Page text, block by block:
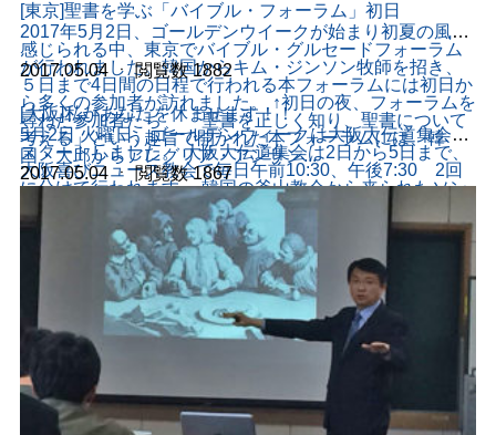
[東京]聖書を学ぶ「バイブル・フォーラム」初日
2017年5月2日、ゴールデンウイークが始まり初夏の風が
感じられる中、東京でバイブル・グルセードフォーラム
が行われました。韓国からキム・ジンソン牧師を招き、
５日まで4日間の日程で行われる本フォーラムには初日か
ら多くの参加者が訪れました。 ↑初日の夜、フォーラムを
尋ねた参加者たち 「聖書を正しく知り、聖書について
考える」という趣旨で開かれた本フォーラムには、韓
国・大邱からアレグリア・アンサン...
2017.05.04 ㆍ 閲覧数 1882
[大阪]私があなたを休ませます！！
5月2日 火曜日、ゴールデンウィークは大阪大伝道集会で
スタートしました。 大阪大伝道集会は2日から5日まで、
大阪喜びニュース教会で毎日午前10:30、午後7:30 2回
に分けて行われます。 韓国の釜山教会から来られたソン•
ムソン牧師が御言葉を伝えました。 ソン•ムソン牧師はヨ
ハネの福音書5章の38年間病を患った人の話の内容を元に
福音を伝えました。 ソン•ムソン牧師は、２種類の病人に
ついて説明しまし...
2017.05.04 ㆍ 閲覧数 1867